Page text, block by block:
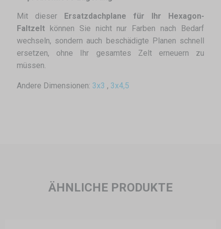
Mit dieser
Ersatzdachplane für Ihr Hexagon-
Faltzelt können Sie nicht nur Farben nach Bedarf
wechseln, sondern auch beschädigte Planen schnell
ersetzen, ohne Ihr gesamtes Zelt erneuern zu
müssen.
Andere Dimensionen: 3x3 , 3x4,5
ÄHNLICHE PRODUKTE